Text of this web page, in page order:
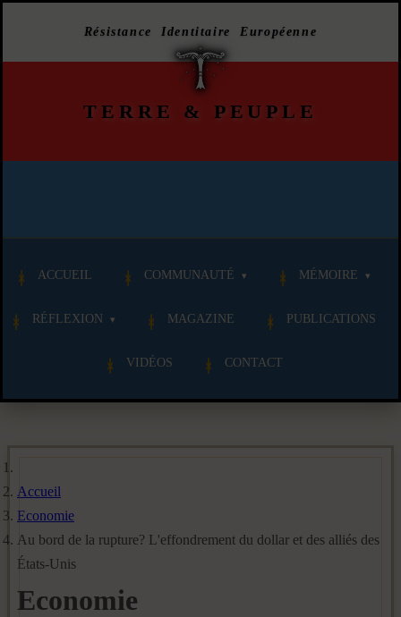
Résistance Identitaire Européenne
TERRE & PEUPLE
ACCUEIL COMMUNAUTÉ MÉMOIRE
RÉFLEXION MAGAZINE PUBLICATIONS
VIDÉOS CONTACT
Accueil
Economie
Au bord de la rupture? L'effondrement du dollar et des alliés des
États-Unis
Economie